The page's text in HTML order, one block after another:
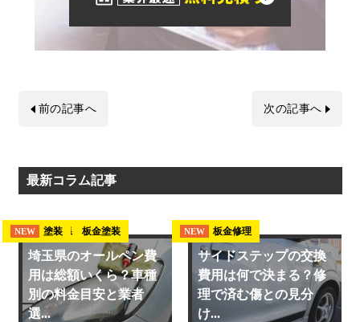
前の記事へ 次の記事へ
最新コラム記事
NEW 埼玉県 板金塗装
NEW 塗装
埼玉県のオールペン費
用は総額いくら？車種
別の料金目安と業者
選...
NEW 板金修理
サイドステップの交換
費用は何で決まる？修
理で済む傷との見分
け...